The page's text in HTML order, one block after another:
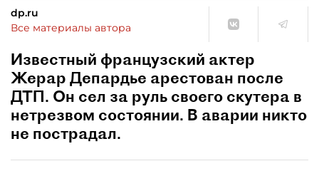
dp.ru
Все материалы автора
Известный французский актер
Жерар Депардье арестован после
ДТП. Он сел за руль своего скутера в
нетрезвом состоянии. В аварии никто
не пострадал.